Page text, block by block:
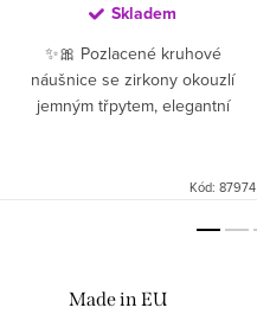
Skladem
✨🎀 Pozlacené kruhové
náušnice se zirkony okouzlí
jemným třpytem, elegantní
drobnými černými zirkony
Kód: 87974
Made in EU